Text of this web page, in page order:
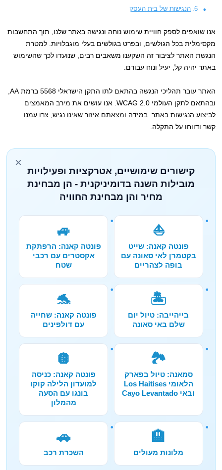
הנגישות של בית העסק
אנו שואפים לספק חוויית שימוש נוחה ונגישה באתר שלנו, תוך התחשבות
מקסימלית בכל הגולשים, ובפרט בגולשים בעלי מוגבלויות. למטרת
הנגשת האתר לציבור זה השקענו משאבים רבים, שנועדו לכך שהשימוש
באתר יהיה קל, יעיל ונוח עבורם.
ובהתאם לתקן העולמי WCAG 2.0. אנו עושים את מירב המאמצים
לביצוע הנגישות באתר. במידה ומצאתם איזור שאינו נגיש, צרו עמנו
קשר ודווחו על התקלה.
×
קישורים שימושיים, אטרקציות ופעילויות
מובילות השנה בדומיניקנית - הן מבחינת
מחיר והן מבחינת החוויה
⛵
פונטה קאנה: שייט
בקטמרן לאי סאונה עם
בופה לצהריים
🚙
פונטה קאנה: הרפתקת
אקסטרים עם רכבי
שטח
🏝️
בייהייבה: טיול יום
שלם באי סאונה
🐬
פונטה קאנה: שחייה
עם דולפינים
🏞️
סמאנה: טיול בפארק
הלאומי Los Haitises
ובאי Cayo Levantado
🪩
פונטה קאנה: כניסה
למועדון הלילה קוקו
בונגו עם הסעה
מהמלון
🏨
מלונות מעולים
🚗
השכרת רכב